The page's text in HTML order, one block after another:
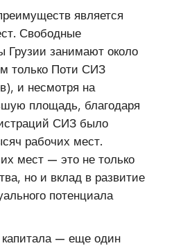
является
Свободные
Грузии занимают около
только Поти СИЗ
и несмотря на
площадь, благодаря
СИЗ было
рабочих мест.
мест — это не только
но и вклад в развитие
потенциала
капитала — еще один